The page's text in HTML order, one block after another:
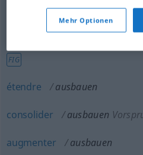
FIG
étendre ausbauen
consolider ausbauen
augmenter ausbauen
Mehr Optionen